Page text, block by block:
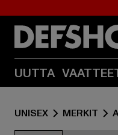
UUTTA
UNISEX MERKIT